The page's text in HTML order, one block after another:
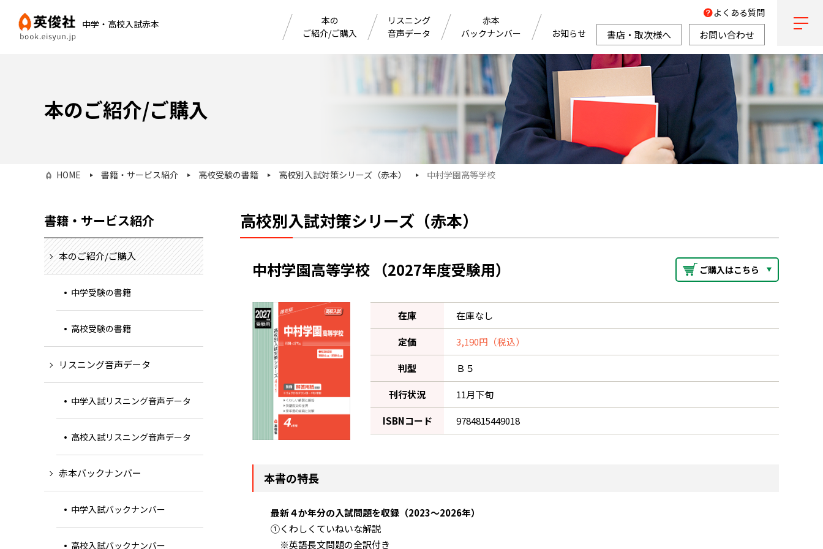
中学・高校入試赤本
本の
ご紹介/ご購入
リスニング
音声データ
赤本
バックナンバー
お知らせ
よくある質問
書店・取次様へ お問い合わせ
本のご紹介/ご購入
HOME 書籍・サービス紹介 高校受験の書籍 高校別入試対策シリーズ（赤本） 中村学園高等学校
高校別入試対策シリーズ（赤本）
中村学園高等学校 （2027年度受験用） ご購入はこちら
在庫 在庫なし
定価 3,190円（税込）
判型 Ｂ５
刊行状況 11月下旬
ISBNコード 9784815449018
本書の特長
最新４か年分の入試問題を収録（2023～2026年）
①くわしくていねいな解説
※英語長文問題の全訳付き
書籍・サービス紹介
本のご紹介/ご購入
中学受験の書籍
高校受験の書籍
リスニング音声データ
中学入試リスニング音声データ
高校入試リスニング音声データ
赤本バックナンバー
中学入試バックナンバー
高校入試バックナンバー